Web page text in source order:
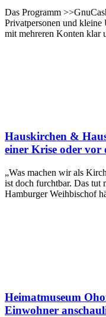
Das Programm
Privatpersonen und kleine
mit mehreren Konten klar
Hauskirchen &
einer Krise oder vor
„Was machen wir als
ist doch furchtbar. Das
Hamburger Weihbischof
Heimatmuseum
Einwohner